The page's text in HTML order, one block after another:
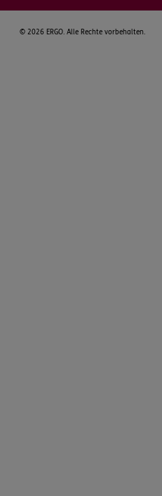
© 2026 ERGO. Alle Rechte vorbehalten.